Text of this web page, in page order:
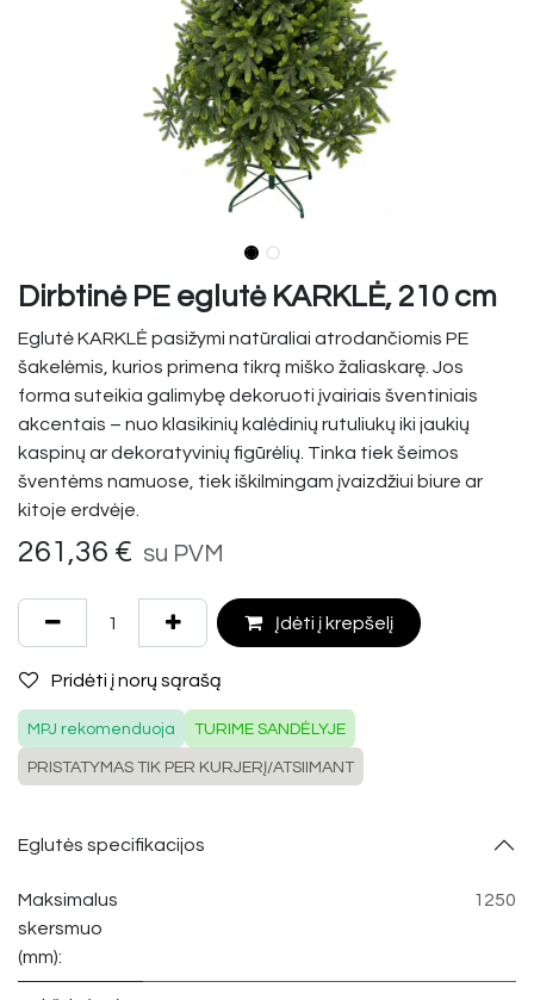
Dirbtinė PE eglutė KARKLĖ, 210 cm
Eglutė KARKLĖ pasižymi natūraliai atrodančiomis PE
šakelėmis, kurios primena tikrą miško žaliaskarę. Jos
forma suteikia galimybę dekoruoti įvairiais šventiniais
akcentais – nuo klasikinių kalėdinių rutuliukų iki jaukių
kaspinų ar dekoratyvinių figūrėlių. Tinka tiek šeimos
šventėms namuose, tiek iškilmingam įvaizdžiui biure ar
kitoje erdvėje.
261,36 € su PVM
Įdėti į krepšelį
Pridėti į norų sąrašą
MPJ rekomenduoja TURIME SANDĖLYJE
PRISTATYMAS TIK PER KURJERĮ/ATSIIMANT
Eglutės specifikacijos
Maksimalus
skersmuo
(mm):
1250